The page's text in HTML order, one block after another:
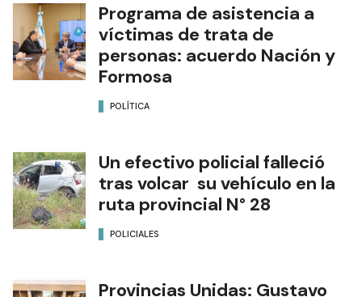
Programa de asistencia a
víctimas de trata de
personas: acuerdo Nación y
Formosa
POLÍTICA
Un efectivo policial falleció
tras volcar su vehículo en la
ruta provincial N° 28
POLICIALES
Provincias Unidas: Gustavo